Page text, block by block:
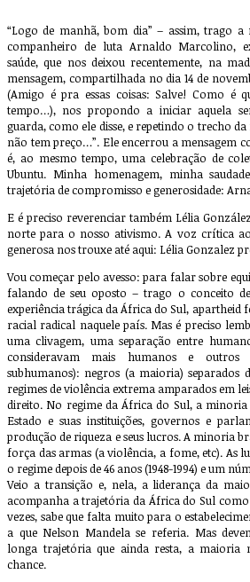
“Logo de manhã, bom dia” – assim, trago
companheiro de luta Arnaldo Marcolino,
saúde, que nos deixou recentemente, na
mensagem, compartilhada no dia 14 de
(Amigo é pra essas coisas: Salve! Como é
tempo…), nos propondo a iniciar aquela
guarda, como ele disse, e repetindo o trecho
não tem preço…”. Ele encerrou a mensagem
é, ao mesmo tempo, uma celebração de
Ubuntu. Minha homenagem, minha
trajetória de compromisso e generosidade:
E é preciso reverenciar também Lélia
norte para o nosso ativismo. A voz crítica
generosa nos trouxe até aqui: Lélia Gonzalez
Vou começar pelo avesso: para falar sobre
falando de seu oposto – trago o conceito
experiência trágica da África do Sul, apartheid
racial radical naquele país. Mas é preciso
uma clivagem, uma separação entre
consideravam mais humanos e
subhumanos): negros (a maioria)
regimes de violência extrema amparados em
direito. No regime da África do Sul, a
Estado e suas instituições, governos e
produção de riqueza e seus lucros. A minoria
força das armas (a violência, a fome, etc). As
o regime depois de 46 anos (1948-1994) e um
Veio a transição e, nela, a liderança da
acompanha a trajetória da África do Sul como
vezes, sabe que falta muito para o
a que Nelson Mandela se referia. Mas
longa trajetória que ainda resta, a maioria
chance.